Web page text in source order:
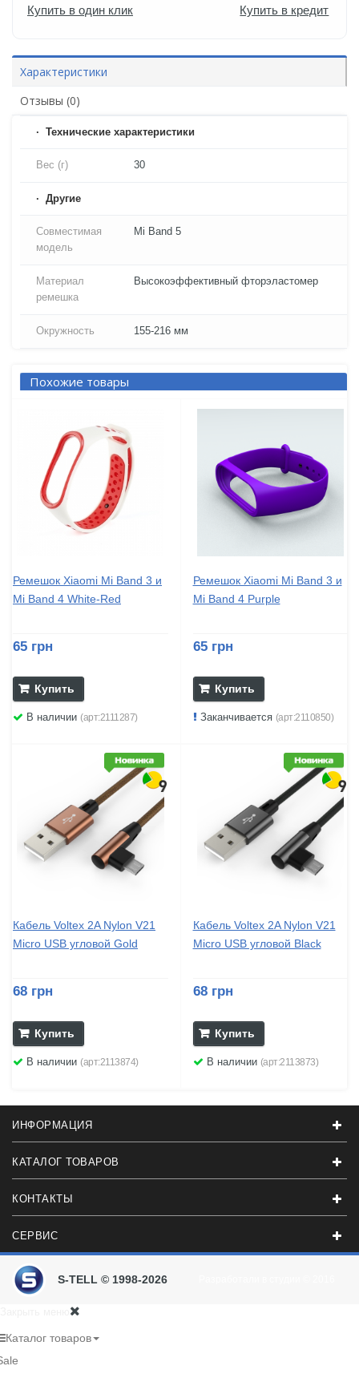
Купить в один клик Купить в кредит
Характеристики
Отзывы (0)
Технические характеристики
Вес (г) 30
Другие
Совместимая
модель
Mi Band 5
Материал
ремешка
Высокоэффективный фторэластомер
Окружность 155-216 мм
Похожие товары
Ремешок Xiaomi Mi Band 3 и
Mi Band 4 White-Red
65 грн
Купить
В наличии (арт:2111287)
Ремешок Xiaomi Mi Band 3 и
Mi Band 4 Purple
65 грн
Купить
Заканчивается (арт:2110850)
Кабель Voltex 2A Nylon V21
Micro USB угловой Gold
68 грн
Купить
В наличии (арт:2113874)
Кабель Voltex 2A Nylon V21
Micro USB угловой Black
68 грн
Купить
В наличии (арт:2113873)
ИНФОРМАЦИЯ
КАТАЛОГ ТОВАРОВ
КОНТАКТЫ
СЕРВИС
S-TELL © 1998-2026
Каталог товаров